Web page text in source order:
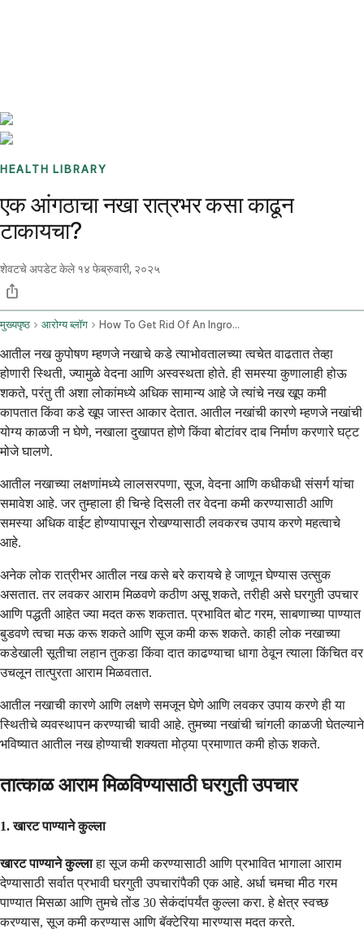
HEALTH LIBRARY
एक आंगठाचा नखा रात्रभर कसा काढून
टाकायचा?
शेवटचे अपडेट केले १४ फेब्रुवारी, २०२५
मुख्यपृष्ठ आरोग्य ब्लॉग How To Get Rid Of An Ingrown Fingernail Overnight
आतील नख कुपोषण म्हणजे नखाचे कडे त्याभोवतालच्या त्वचेत वाढतात तेव्हा
होणारी स्थिती, ज्यामुळे वेदना आणि अस्वस्थता होते. ही समस्या कुणालाही होऊ
शकते, परंतु ती अशा लोकांमध्ये अधिक सामान्य आहे जे त्यांचे नख खूप कमी
कापतात किंवा कडे खूप जास्त आकार देतात. आतील नखांची कारणे म्हणजे नखांची
योग्य काळजी न घेणे, नखाला दुखापत होणे किंवा बोटांवर दाब निर्माण करणारे घट्ट
मोजे घालणे.
आतील नखाच्या लक्षणांमध्ये लालसरपणा, सूज, वेदना आणि कधीकधी संसर्ग यांचा
समावेश आहे. जर तुम्हाला ही चिन्हे दिसली तर वेदना कमी करण्यासाठी आणि
समस्या अधिक वाईट होण्यापासून रोखण्यासाठी लवकरच उपाय करणे महत्वाचे
आहे.
अनेक लोक रात्रीभर आतील नख कसे बरे करायचे हे जाणून घेण्यास उत्सुक
असतात. तर लवकर आराम मिळवणे कठीण असू शकते, तरीही असे घरगुती उपचार
आणि पद्धती आहेत ज्या मदत करू शकतात. प्रभावित बोट गरम, साबणाच्या पाण्यात
बुडवणे त्वचा मऊ करू शकते आणि सूज कमी करू शकते. काही लोक नखाच्या
कडेखाली सूतीचा लहान तुकडा किंवा दात काढण्याचा धागा ठेवून त्याला किंचित वर
उचलून तात्पुरता आराम मिळवतात.
आतील नखाची कारणे आणि लक्षणे समजून घेणे आणि लवकर उपाय करणे ही या
स्थितीचे व्यवस्थापन करण्याची चावी आहे. तुमच्या नखांची चांगली काळजी घेतल्याने
भविष्यात आतील नख होण्याची शक्यता मोठ्या प्रमाणात कमी होऊ शकते.
तात्काळ आराम मिळविण्यासाठी घरगुती उपचार
1. खारट पाण्याने कुल्ला
खारट पाण्याने कुल्लाहा सूज कमी करण्यासाठी आणि प्रभावित भागाला आराम
देण्यासाठी सर्वात प्रभावी घरगुती उपचारांपैकी एक आहे. अर्धा चमचा मीठ गरम
पाण्यात मिसळा आणि तुमचे तोंड 30 सेकंदांपर्यंत कुल्ला करा. हे क्षेत्र स्वच्छ
करण्यास, सूज कमी करण्यास आणि बॅक्टेरिया मारण्यास मदत करते.